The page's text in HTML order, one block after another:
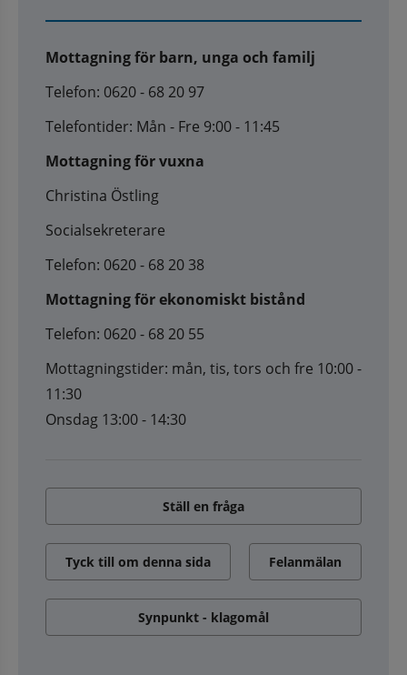
Mottagning för barn, unga och familj
Telefon: 0620 - 68 20 97
Telefontider: Mån - Fre 9:00 - 11:45
Mottagning för vuxna
Christina Östling
Socialsekreterare
Telefon: 0620 - 68 20 38
Mottagning för ekonomiskt bistånd
Telefon: 0620 - 68 20 55
Mottagningstider: mån, tis, tors och fre 10:00 -
11:30
Onsdag 13:00 - 14:30
Ställ en fråga
Tyck till om denna sida Felanmälan
Synpunkt - klagomål